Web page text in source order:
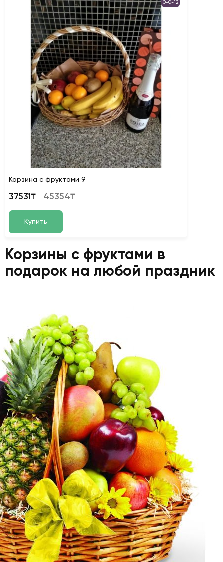
0-0-12
Корзина с фруктами 9
37531₸ 45354₸
Купить
Корзины с фруктами в
подарок на любой праздник